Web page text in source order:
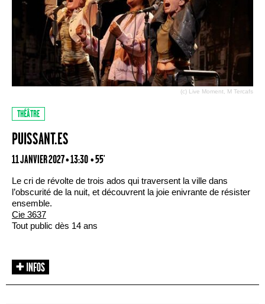
(c) Live Moment, M Tercafs
THÉÂTRE
PUISSANT.ES
11 JANVIER 2027 • 13:30 • 55'
Le cri de révolte de trois ados qui traversent la ville dans
l’obscurité de la nuit, et découvrent la joie enivrante de résister
ensemble.
Cie 3637
Tout public dès 14 ans